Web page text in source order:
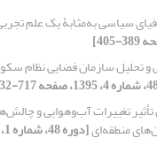
سیاسی به‌مثابۀ یک علم
تحلیل سازمان فضایی نظام
تأثیر تغییرات آب‌وهوایی و
منطقه‌ای